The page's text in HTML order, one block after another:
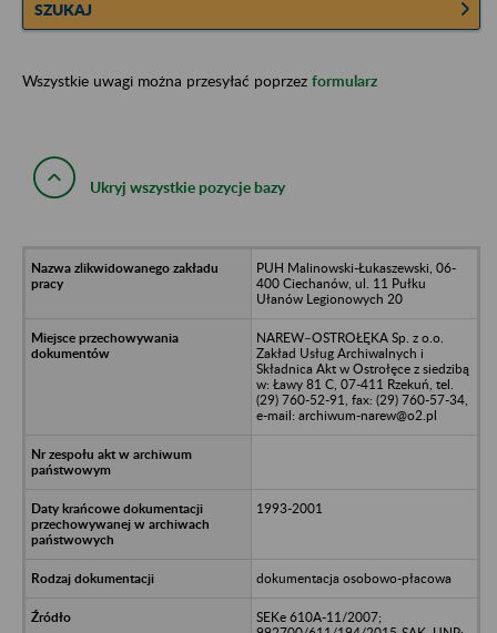
SZUKAJ
Wszystkie uwagi można przesyłać poprzez formularz
Ukryj wszystkie pozycje bazy
PUH Malinowski-Łukaszewski, 06-
400 Ciechanów, ul. 11 Pułku
Ułanów Legionowych 20
NAREW–OSTROŁĘKA Sp. z o.o.
Zakład Usług Archiwalnych i
Składnica Akt w Ostrołęce z siedzibą
w: Ławy 81 C, 07-411 Rzekuń, tel.
(29) 760-52-91, fax: (29) 760-57-34,
e-mail: archiwum-narew@o2.pl
1993-2001
dokumentacja osobowo-płacowa
SEKe 610A-11/2007;